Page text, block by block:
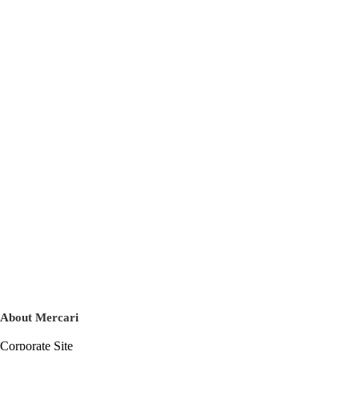
About Mercari
Corporate Site